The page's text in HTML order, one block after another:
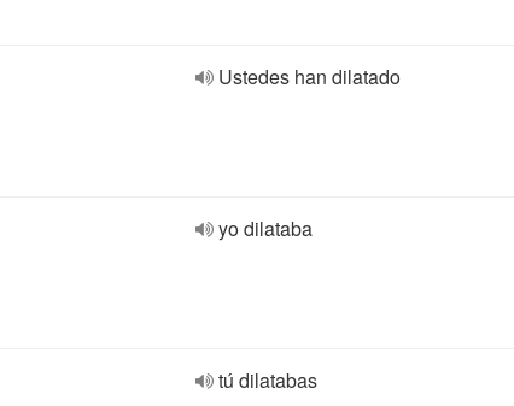
Ustedes han dilatado
yo dilataba
tú dilatabas